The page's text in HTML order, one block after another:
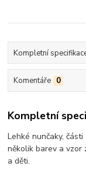
Kompletní
Komentáře 0
Kompletní
Lehké nunčaky,
několik barev a vzor
a děti.